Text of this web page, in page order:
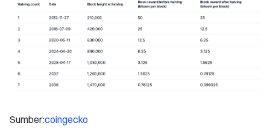
Sumber:coingecko